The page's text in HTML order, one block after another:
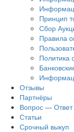
Принцип
Сбор
Правила
Политика
Отзывы
Партнёры
Вопрос — Ответ
Статьи
Срочный выкуп